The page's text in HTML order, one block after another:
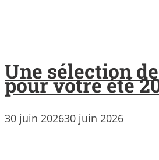
Une sélection
pour votre été
30 juin 202630 juin 2026